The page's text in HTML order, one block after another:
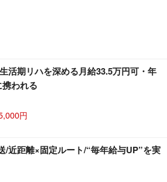
活期リハを深める月給33.5万円可・年
われる
円
/近距離×固定ルート/“毎年給与UP”を実